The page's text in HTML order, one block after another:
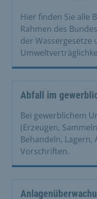
Hier finden Sie alle
Rahmen des
der Wassergesetze
Abfall im
Bei gewerblichem
(Erzeugen,
Behandeln, Lagern,
Vorschriften.